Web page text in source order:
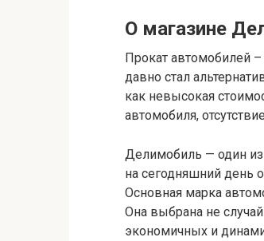
О магазине
Прокат автомобилей
давно стал
как невысокая
автомобиля,
Делимобиль — один из
на сегодняшний день
Основная марка
Она выбрана не
экономичных и